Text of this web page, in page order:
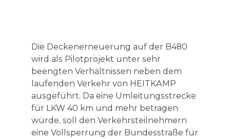
Die Deckenerneuerung auf der B480
wird als Pilotprojekt unter sehr
beengten Verhältnissen neben dem
laufenden Verkehr von HEITKAMP
ausgeführt. Da eine Umleitungsstrecke
für LKW 40 km und mehr betragen
würde, soll den Verkehrsteilnehmern
eine Vollsperrung der Bundesstraße für